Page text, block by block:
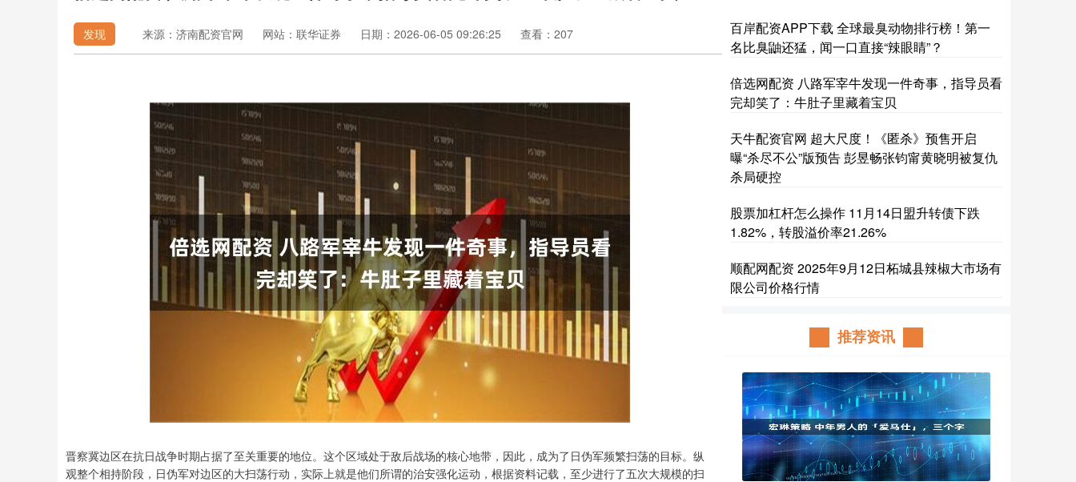
发现 来源：济南配资官网 网站：联华证券 日期：2026-06-05 09:26:25 查看：207
晋察冀边区在抗日战争时期占据了至关重要的地位。这个区域处于敌后战场的核心地带，因此，成为了日伪军频繁扫荡的目标。纵
观整个相持阶段，日伪军对边区的大扫荡行动，实际上就是他们所谓的治安强化运动，根据资料记载，至少进行了五次大规模的扫
百岸配资APP下载 全球最臭动物排行榜！第一
名比臭鼬还猛，闻一口直接“辣眼睛”？
倍选网配资 八路军宰牛发现一件奇事，指导员看
完却笑了：牛肚子里藏着宝贝
天牛配资官网 超大尺度！《匿杀》预售开启
曝“杀尽不公”版预告 彭昱畅张钧甯黄晓明被复仇
杀局硬控
股票加杠杆怎么操作 11月14日盟升转债下跌
1.82%，转股溢价率21.26%
顺配网配资 2025年9月12日柘城县辣椒大市场有
限公司价格行情
推荐资讯